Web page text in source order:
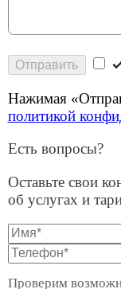
Отправить заявку
Нажимая
политикой
Остались вопросы?
Оставьте свои
удобное время.
Отправить заявку
Нажимая
политикой